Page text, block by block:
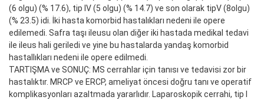
(6 olgu) (% 17.6), tip IV (5 olgu) (% 14.7) ve son olarak tipV (8olgu)
(% 23.5) idi. İki hasta komorbid hastalıkları nedeni ile opere
edilemedi. Safra taşı ileusu olan diğer iki hastada medikal tedavi
ile ileus hali geriledi ve yine bu hastalarda yandaş komorbid
hastallıkları nedeni ile opere edilmedi.
TARTIŞMA ve SONUÇ: MS cerrahlar için tanısı ve tedavisi zor bir
hastalıktır. MRCP ve ERCP, ameliyat öncesi doğru tanı ve operatif
komplikasyonları azaltmada yararlıdır. Laparoskopik cerrahi, tip I